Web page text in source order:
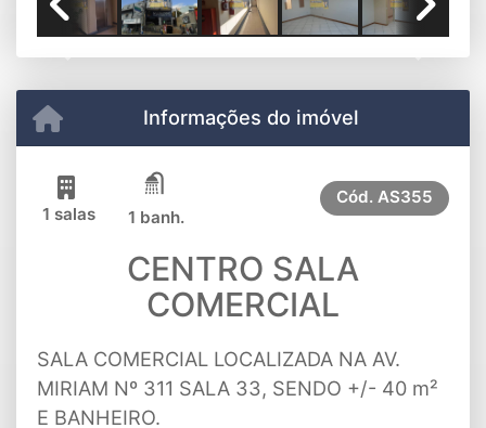
Informações do imóvel
1 salas 1 banh.
Cód. AS355
CENTRO SALA
COMERCIAL
SALA COMERCIAL LOCALIZADA NA AV.
MIRIAM Nº 311 SALA 33, SENDO +/- 40 m²
E BANHEIRO.